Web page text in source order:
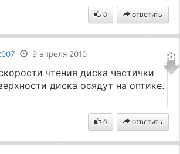
0 ответить
9 апреля 2010
чтения диска частички
диска осядут на оптике.
0 ответить